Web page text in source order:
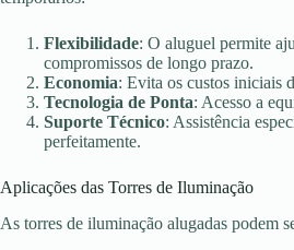
Flexibilidade: O aluguel permite
compromissos de longo prazo.
Economia: Evita os custos iniciais
Tecnologia de Ponta: Acesso a
Suporte Técnico: Assistência
perfeitamente.
Aplicações das Torres de Iluminação
As torres de iluminação alugadas podem